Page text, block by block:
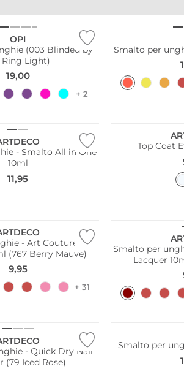
BRUNELLO
OPI
(003 Blinded by
Ring Light)
19,00
+ 2
Smalto per
- Smalto All in One
10ml
11,95
Top Coat
- Art Couture Nail
(767 Berry Mauve)
9,95
+ 31
Smalto per
Lacquer
- Quick Dry Nail
(79 Iced Rose)
Smalto per